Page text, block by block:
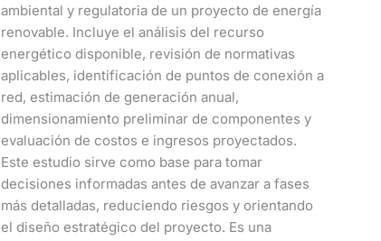
ambiental y regulatoria de un proyecto de energía
renovable. Incluye el análisis del recurso
energético disponible, revisión de normativas
aplicables, identificación de puntos de conexión a
red, estimación de generación anual,
dimensionamiento preliminar de componentes y
evaluación de costos e ingresos proyectados.
Este estudio sirve como base para tomar
decisiones informadas antes de avanzar a fases
más detalladas, reduciendo riesgos y orientando
el diseño estratégico del proyecto. Es una